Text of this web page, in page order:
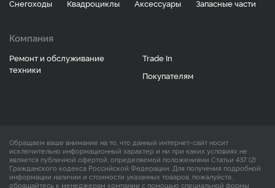
Снегоходы Квадроциклы Аксессуары Запасные части
Компания
Ремонт и обслуживание
техники
Trade In
Покупателям
Обращаем ваше внимание на то, что данный интернет-сайт носит
исключительно информационный характер и ни при каких условиях не
является публичной офертой, определяемой положениями Статьи 437 (2)
Гражданского кодекса Российской Федерации. Для получения подробной
информации наличии и стоимости указанных товаров, пожалуйста,
обращайтесь к менеджерам компании с помощью специальной формы